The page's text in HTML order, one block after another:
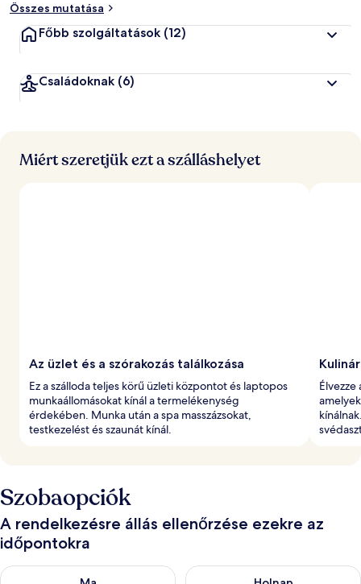
l
e
r
Összes mutatása
Főbb szolgáltatások (12)
Családoknak (6)
Miért szeretjük ezt a szálláshelyet
Az üzlet és a szórakozás találkozása
Ez a szálloda teljes körű üzleti központot és laptopos
munkaállomásokat kínál a termelékenység
érdekében. Munka után a spa masszázsokat,
testkezelést és szaunát kínál.
Szobaopciók
A rendelkezésre állás ellenőrzése ezekre az
időpontokra
A ma esti rendelkezésre állás ellenőrzése: aug. 8 - aug. 9
A holnapi rendelkezésre állás